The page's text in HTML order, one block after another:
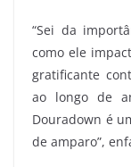
“Sei da
como ele
gratificante
ao longo de
Douradown é
de amparo”,